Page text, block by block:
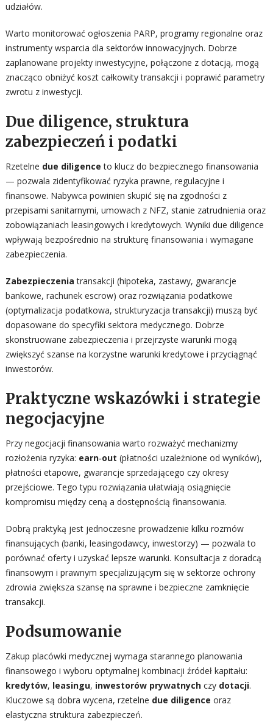
udziałów.
Warto monitorować ogłoszenia PARP, programy regionalne oraz
instrumenty wsparcia dla sektorów innowacyjnych. Dobrze
zaplanowane projekty inwestycyjne, połączone z dotacją, mogą
znacząco obniżyć koszt całkowity transakcji i poprawić parametry
zwrotu z inwestycji.
Due diligence, struktura
zabezpieczeń i podatki
Rzetelne due diligence to klucz do bezpiecznego finansowania
— pozwala zidentyfikować ryzyka prawne, regulacyjne i
finansowe. Nabywca powinien skupić się na zgodności z
przepisami sanitarnymi, umowach z NFZ, stanie zatrudnienia oraz
zobowiązaniach leasingowych i kredytowych. Wyniki due diligence
wpływają bezpośrednio na strukturę finansowania i wymagane
zabezpieczenia.
Zabezpieczenia transakcji (hipoteka, zastawy, gwarancje
bankowe, rachunek escrow) oraz rozwiązania podatkowe
(optymalizacja podatkowa, strukturyzacja transakcji) muszą być
dopasowane do specyfiki sektora medycznego. Dobrze
skonstruowane zabezpieczenia i przejrzyste warunki mogą
zwiększyć szanse na korzystne warunki kredytowe i przyciągnąć
inwestorów.
Praktyczne wskazówki i strategie
negocjacyjne
Przy negocjacji finansowania warto rozważyć mechanizmy
rozłożenia ryzyka: earn‑out (płatności uzależnione od wyników),
płatności etapowe, gwarancje sprzedającego czy okresy
przejściowe. Tego typu rozwiązania ułatwiają osiągnięcie
kompromisu między ceną a dostępnością finansowania.
Dobrą praktyką jest jednoczesne prowadzenie kilku rozmów
finansujących (banki, leasingodawcy, inwestorzy) — pozwala to
porównać oferty i uzyskać lepsze warunki. Konsultacja z doradcą
finansowym i prawnym specjalizującym się w sektorze ochrony
zdrowia zwiększa szansę na sprawne i bezpieczne zamknięcie
transakcji.
Podsumowanie
Zakup placówki medycznej wymaga starannego planowania
finansowego i wyboru optymalnej kombinacji źródeł kapitału:
kredytów, leasingu, inwestorów prywatnychczy dotacji.
Kluczowe są dobra wycena, rzetelne due diligence oraz
elastyczna struktura zabezpieczeń.